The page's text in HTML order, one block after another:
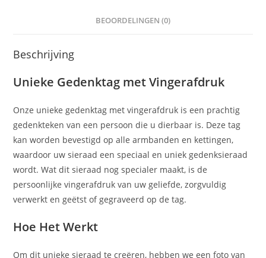
BEOORDELINGEN (0)
Beschrijving
Unieke Gedenktag met Vingerafdruk
Onze unieke gedenktag met vingerafdruk is een prachtig
gedenkteken van een persoon die u dierbaar is. Deze tag
kan worden bevestigd op alle armbanden en kettingen,
waardoor uw sieraad een speciaal en uniek gedenksieraad
wordt. Wat dit sieraad nog specialer maakt, is de
persoonlijke vingerafdruk van uw geliefde, zorgvuldig
verwerkt en geëtst of gegraveerd op de tag.
Hoe Het Werkt
Om dit unieke sieraad te creëren, hebben we een foto van